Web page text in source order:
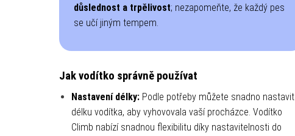
důslednost a trpělivost; nezapomeňte, že každý pes
se učí jiným tempem.
Jak vodítko správně používat
Nastavení délky:Podle potřeby můžete snadno nastavit
délku vodítka, aby vyhovovala vaší procházce. Vodítko
Climb nabízí snadnou flexibilitu díky nastavitelnosti do